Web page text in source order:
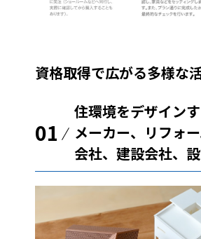
資格取得で広がる多様な
01
住環境をデザイン
メーカー、リフォ
会社、建設会社、